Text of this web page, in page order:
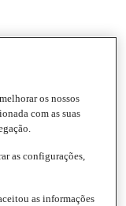
os nossos
com as suas
as configurações,
as informações